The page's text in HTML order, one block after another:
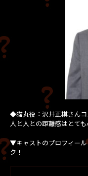
◆猫丸役：沢井正棋さんコ
人と人との距離感はとて
▼キャストのプロフィー
ク！